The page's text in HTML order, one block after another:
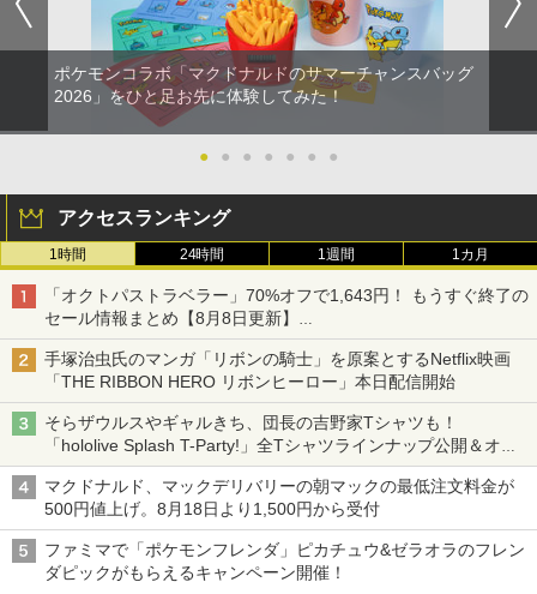
ポケモンコラボ「マクドナルドのサマーチャンスバッグ
2026」をひと足お先に体験してみた！
● ● ● ● ● ● ●
アクセスランキング
1時間 24時間 1週間 1カ月
「オクトパストラベラー」70%オフで1,643円！ もうすぐ終了の
セール情報まとめ【8月8日更新】
ニンテンドーeショップでは「大神 絶景版」が67%オフで990円
手塚治虫氏のマンガ「リボンの騎士」を原案とするNetflix映画
「THE RIBBON HERO リボンヒーロー」本日配信開始
そらザウルスやギャルきち、団長の吉野家Tシャツも！
「hololive Splash T-Party!」全Tシャツラインナップ公開＆オン
ライン販売開始
マクドナルド、マックデリバリーの朝マックの最低注文料金が
500円値上げ。8月18日より1,500円から受付
ファミマで「ポケモンフレンダ」ピカチュウ&ゼラオラのフレン
ダピックがもらえるキャンペーン開催！